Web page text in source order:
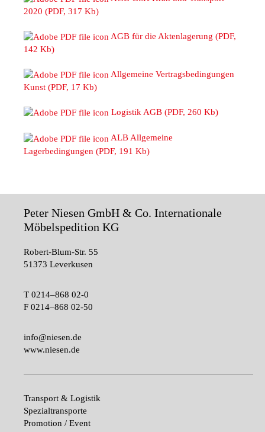
2020 (PDF, 317 Kb)
AGB für die Aktenlagerung (PDF,
142 Kb)
Allgemeine Vertragsbedingungen
Kunst (PDF, 17 Kb)
Logistik AGB (PDF, 260 Kb)
ALB Allgemeine
Lagerbedingungen (PDF, 191 Kb)
Peter Niesen GmbH & Co. Internationale
Möbelspedition KG
Robert-Blum-Str. 55
51373 Leverkusen
T 0214–868 02-0
F 0214–868 02-50
info@niesen.de
www.niesen.de
Transport & Logistik
Spezialtransporte
Promotion / Event